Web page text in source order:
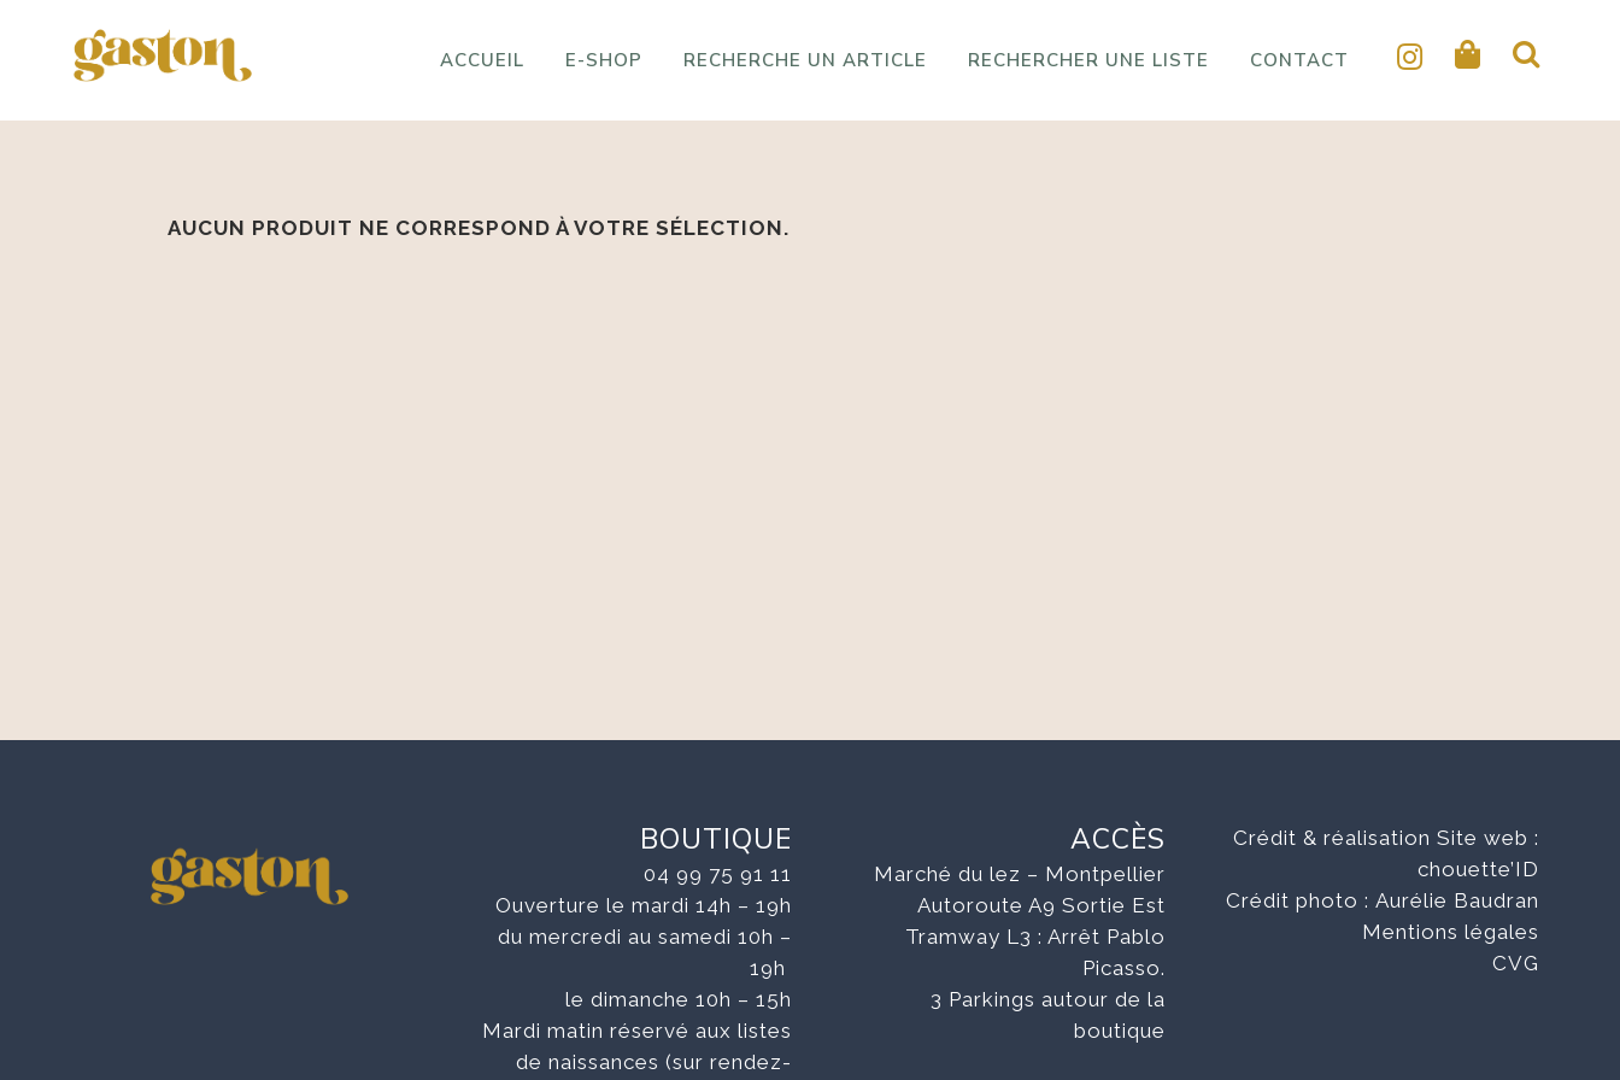
ACCUEIL E-SHOP RECHERCHE UN ARTICLE RECHERCHER UNE LISTE CONTACT
AUCUN PRODUIT NE CORRESPOND À VOTRE SÉLECTION.
BOUTIQUE
04 99 75 91 11
Ouverture le mardi 14h – 19h
du mercredi au samedi 10h –
19h
le dimanche 10h – 15h
Mardi matin réservé aux listes
de naissances (sur rendez-
ACCÈS
Marché du lez – Montpellier
Autoroute A9 Sortie Est
Tramway L3 : Arrêt Pablo
Picasso.
3 Parkings autour de la
boutique
Crédit & réalisation Site web :
chouette’ID
Crédit photo : Aurélie Baudran
Mentions légales
CVG